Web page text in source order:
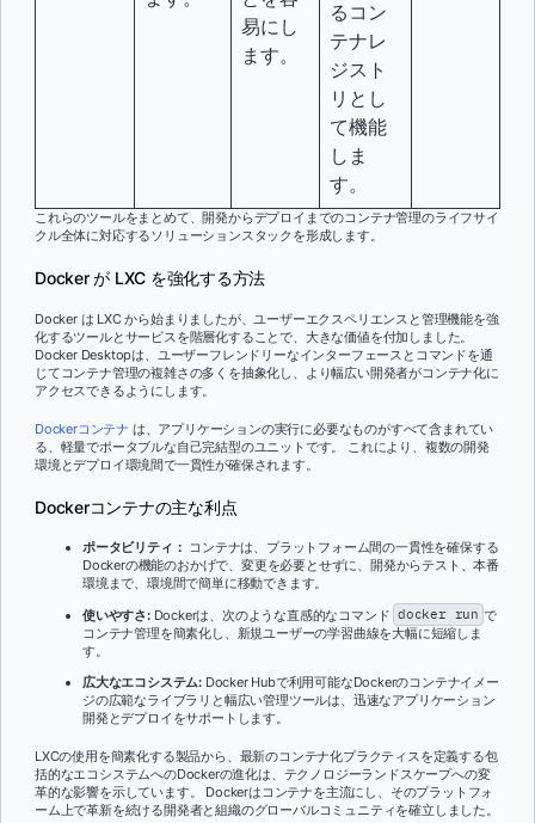
易にし
ます。
るコン
テナレ
ジスト
リとし
て機能
しま
す。
これらのツールをまとめて、開発からデプロイまでのコンテナ管理のライフサイ
クル全体に対応するソリューションスタックを形成します。
Docker が LXC を強化する方法
Docker は LXC から始まりましたが、ユーザーエクスペリエンスと管理機能を強
化するツールとサービスを階層化することで、大きな価値を付加しました。
Docker Desktopは、ユーザーフレンドリーなインターフェースとコマンドを通
じてコンテナ管理の複雑さの多くを抽象化し、より幅広い開発者がコンテナ化に
アクセスできるようにします。
Dockerコンテナ は、アプリケーションの実行に必要なものがすべて含まれてい
る、軽量でポータブルな自己完結型のユニットです。 これにより、複数の開発
環境とデプロイ環境間で一貫性が確保されます。
Dockerコンテナの主な利点
ポータビリティ： コンテナは、プラットフォーム間の一貫性を確保する
Dockerの機能のおかげで、変更を必要とせずに、開発からテスト、本番
環境まで、環境間で簡単に移動できます。
使いやすさ: Dockerは、次のような直感的なコマンド docker run で
コンテナ管理を簡素化し、新規ユーザーの学習曲線を大幅に短縮しま
す。
広大なエコシステム: Docker Hubで利用可能なDockerのコンテナイメー
ジの広範なライブラリと幅広い管理ツールは、迅速なアプリケーション
開発とデプロイをサポートします。
LXCの使用を簡素化する製品から、最新のコンテナ化プラクティスを定義する包
括的なエコシステムへのDockerの進化は、テクノロジーランドスケープへの変
革的な影響を示しています。 Dockerはコンテナを主流にし、そのプラットフォ
ーム上で革新を続ける開発者と組織のグローバルコミュニティを確立しました。